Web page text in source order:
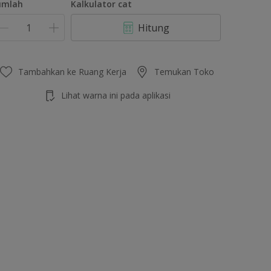
Kalkulator cat
Hitung
Tambahkan ke Ruang Kerja Temukan Toko
Lihat warna ini pada aplikasi